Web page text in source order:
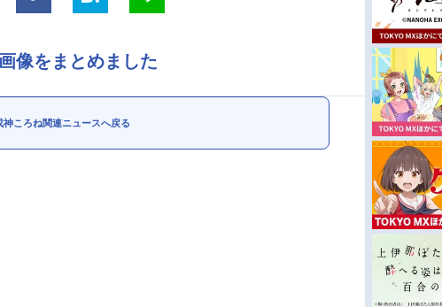
実写化映画一覧
男性声優/女性声優一覧
今期アニメ曜日別一覧
夏アニメ
像をまとめました
神ころね関連ニュースへ戻る